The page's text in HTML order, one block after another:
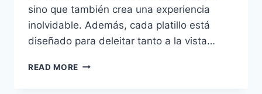
sino que también crea una experiencia
inolvidable. Además, cada platillo está
diseñado para deleitar tanto a la vista…
READ MORE LA